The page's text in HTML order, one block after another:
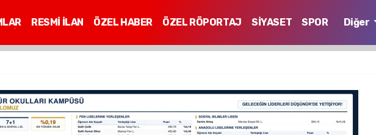
RESMİ İLAN ÖZEL HABER ÖZEL RÖPORTAJ SİYASET
SPOR
Diğer